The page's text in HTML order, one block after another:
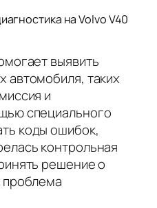
на Volvo V40
выявить
автомобиля, таких
и
специального
коды ошибок,
контрольная
решение о
проблема